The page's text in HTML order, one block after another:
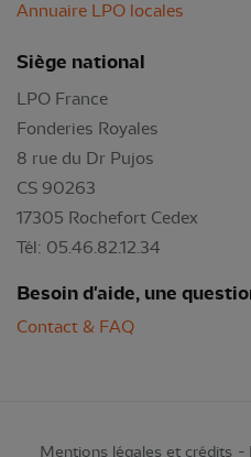
Annuaire LPO locales
Siège national
LPO France
Fonderies Royales
8 rue du Dr Pujos
CS 90263
17305 Rochefort Cedex
Tél: 05.46.82.12.34
Besoin d'aide, une
Contact & FAQ
Mentions légales et crédits